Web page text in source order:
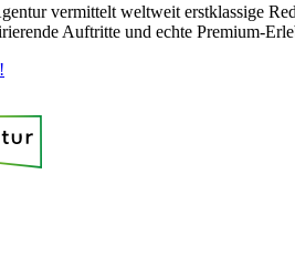
vermittelt weltweit erstklassige
Auftritte und echte Premium-